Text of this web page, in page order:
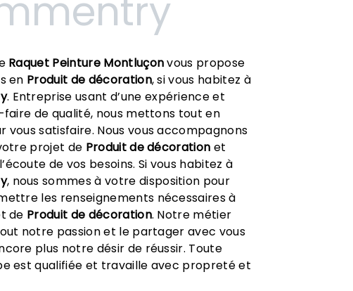
Raquet Peinture Montluçonvous propose
en Produit de décoration, si vous habitez à
. Entreprise usant d’une expérience et
faire de qualité, nous mettons tout en
vous satisfaire. Nous vous accompagnons
projet de Produit de décoration et
de vos besoins. Si vous habitez à
, nous sommes à votre disposition pour
les renseignements nécessaires à
de Produit de décoration. Notre métier
notre passion et le partager avec vous
plus notre désir de réussir. Toute
est qualifiée et travaille avec propreté et